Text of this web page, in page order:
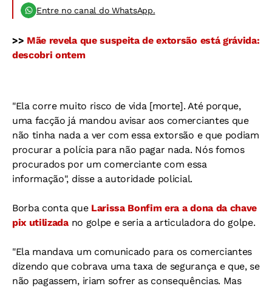
Entre no canal do WhatsApp.
>> Mãe revela que suspeita de extorsão está grávida:
descobri ontem
"Ela corre muito risco de vida [morte]. Até porque,
uma facção já mandou avisar aos comerciantes que
não tinha nada a ver com essa extorsão e que podiam
procurar a polícia para não pagar nada. Nós fomos
procurados por um comerciante com essa
informação", disse a autoridade policial.
Borba conta que Larissa Bonfim era a dona da chave
pix utilizada no golpe e seria a articuladora do golpe.
"Ela mandava um comunicado para os comerciantes
dizendo que cobrava uma taxa de segurança e que, se
não pagassem, iriam sofrer as consequências. Mas